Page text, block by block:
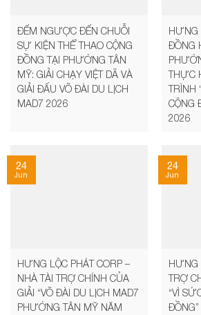
ĐẾM NGƯỢC ĐẾN CHUỖI
SỰ KIỆN THỂ THAO CỘNG
ĐỒNG TẠI PHƯỜNG TÂN
MỸ: GIẢI CHẠY VIỆT DÃ VÀ
GIẢI ĐẤU VÕ ĐÀI DU LỊCH
MAD7 2026
HƯNG
ĐỒNG
THỰC
TRÌNH
CỘNG
2026
HƯNG LỘC PHÁT CORP –
NHÀ TÀI TRỢ CHÍNH CỦA
GIẢI “VÕ ĐÀI DU LỊCH MAD7
PHƯỜNG TÂN MỸ NĂM
24
Jun
HƯNG
TRỢ
“VÌ
24
Jun